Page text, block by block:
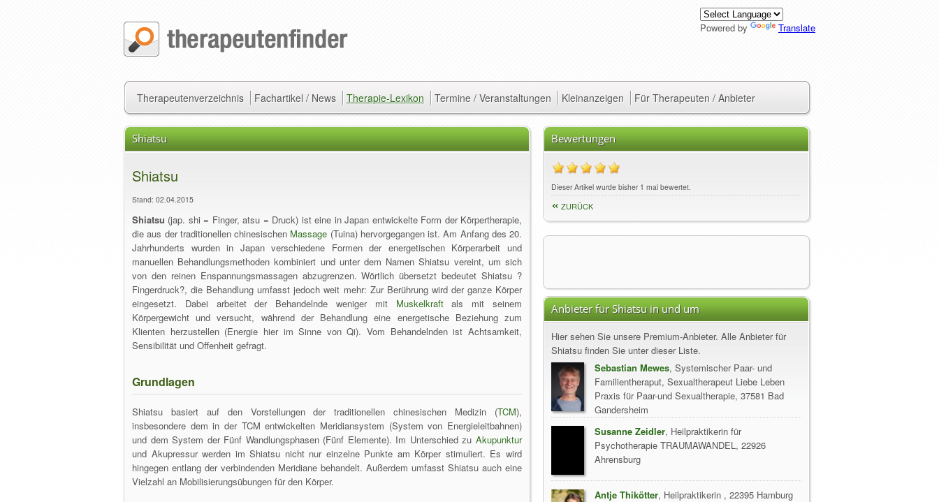
Powered by Translate
Therapeutenverzeichnis Fachartikel / News Therapie-Lexikon Termine / Veranstaltungen Kleinanzeigen Für Therapeuten / Anbieter
Shiatsu
Shiatsu
Stand: 02.04.2015
Shiatsu (jap. shi = Finger, atsu = Druck) ist eine in Japan entwickelte Form der Körpertherapie,
die aus der traditionellen chinesischen Massage (Tuina) hervorgegangen ist. Am Anfang des 20.
Jahrhunderts wurden in Japan verschiedene Formen der energetischen Körperarbeit und
manuellen Behandlungsmethoden kombiniert und unter dem Namen Shiatsu vereint, um sich
von den reinen Enspannungsmassagen abzugrenzen. Wörtlich übersetzt bedeutet Shiatsu ?
Fingerdruck?, die Behandlung umfasst jedoch weit mehr: Zur Berührung wird der ganze Körper
eingesetzt. Dabei arbeitet der Behandelnde weniger mit Muskelkraftals mit seinem
Körpergewicht und versucht, während der Behandlung eine energetische Beziehung zum
Klienten herzustellen (Energie hier im Sinne von Qi). Vom Behandelnden ist Achtsamkeit,
Sensibilität und Offenheit gefragt.
Grundlagen
Shiatsu basiert auf den Vorstellungen der traditionellen chinesischen Medizin (TCM),
insbesondere dem in der TCM entwickelten Meridiansystem (System von Energieleitbahnen)
und dem System der Fünf Wandlungsphasen (Fünf Elemente). Im Unterschied zu Akupunktur
und Akupressur werden im Shiatsu nicht nur einzelne Punkte am Körper stimuliert. Es wird
hingegen entlang der verbindenden Meridiane behandelt. Außerdem umfasst Shiatsu auch eine
Vielzahl an Mobilisierungsübungen für den Körper.
Bewertungen
Dieser Artikel wurde bisher 1 mal bewertet.
ZURÜCK
Anbieter für Shiatsu in und um
Hier sehen Sie unsere Premium-Anbieter. Alle Anbieter für
Shiatsu finden Sie unter dieser Liste.
Sebastian Mewes, Systemischer Paar- und
Familientheraput, Sexualtherapeut Liebe Leben
Praxis für Paar-und Sexualtherapie, 37581 Bad
Gandersheim
Susanne Zeidler, Heilpraktikerin für
Psychotherapie TRAUMAWANDEL, 22926
Ahrensburg
Antje Thikötter, Heilpraktikerin , 22395 Hamburg